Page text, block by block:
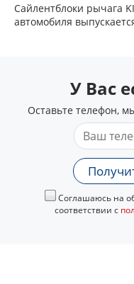
Сайлентблоки рычага
автомобиля
У Вас
Оставьте телефон,
Соглашаюсь на
соответствии с